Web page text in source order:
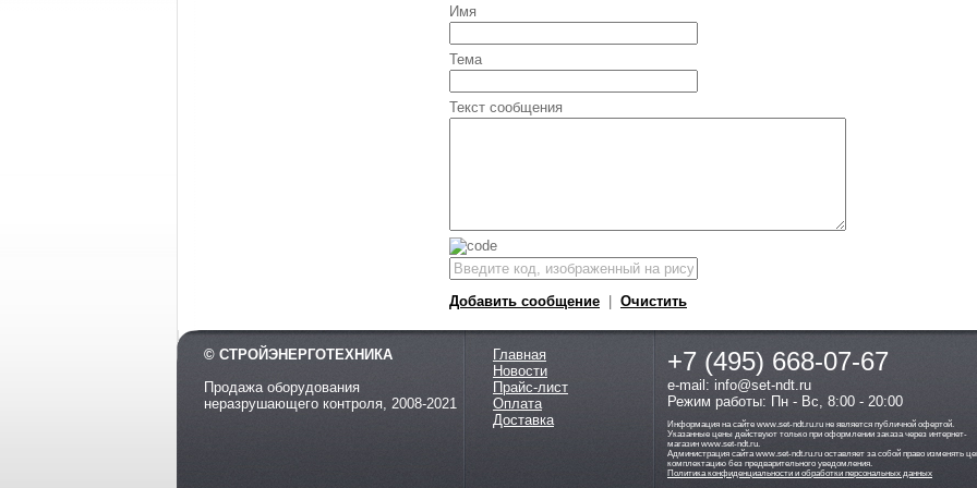
Имя
Тема
Текст сообщения
Добавить сообщение Очистить
© СТРОЙЭНЕРГОТЕХНИКА
Продажа оборудования
неразрушающего контроля, 2008-2021
Главная
Новости
Прайс-лист
Оплата
Доставка
+7 (495) 668-07-67
e-mail: info@set-ndt.ru
Режим работы: Пн - Вс, 8:00 - 20:00
Информация на сайте www.set-ndt.ru.ru не является публичной офертой.
Указанные цены действуют только при оформлении заказа через интернет-
магазин www.set-ndt.ru.
Администрация сайта www.set-ndt.ru.ru оставляет за собой право изменять
комплектацию без предварительного уведомления.
Политика конфиденциальности и обработки персональных данных